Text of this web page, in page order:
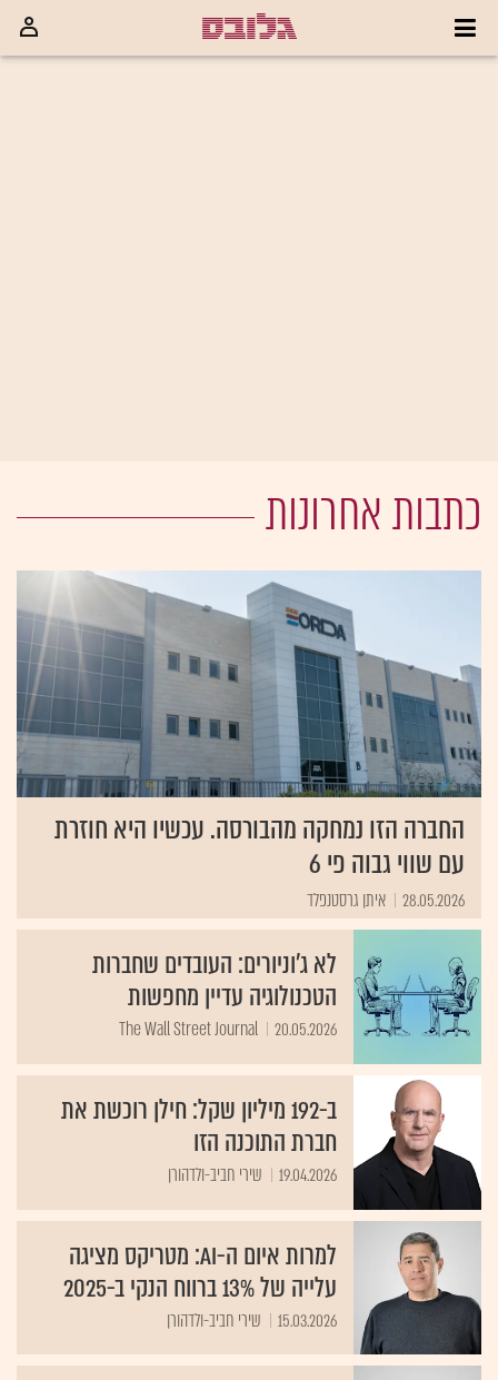
כתבות אחרונות
החברה הזו נמחקה מהבורסה. עכשיו היא חוזרת
עם שווי גבוה פי 6
28.05.2026 איתן גרסטנפלד
לא ג'וניורים: העובדים שחברות
הטכנולוגיה עדיין מחפשות
20.05.2026
The Wall Street Journal
ב-192 מיליון שקל: חילן רוכשת את
חברת התוכנה הזו
19.04.2026 שירי חביב-ולדהורן
למרות איום ה-AI: מטריקס מציגה
עלייה של 13% ברווח הנקי ב-2025
15.03.2026 שירי חביב-ולדהורן